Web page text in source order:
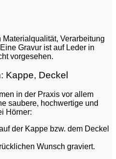
Verarbeitung
Gravur ist auf Leder in
vorgesehen.
Kappe, Deckel
in der Praxis vor allem
saubere, hochwertige und
Hörner:
der Kappe bzw. dem Deckel
Wunsch graviert.